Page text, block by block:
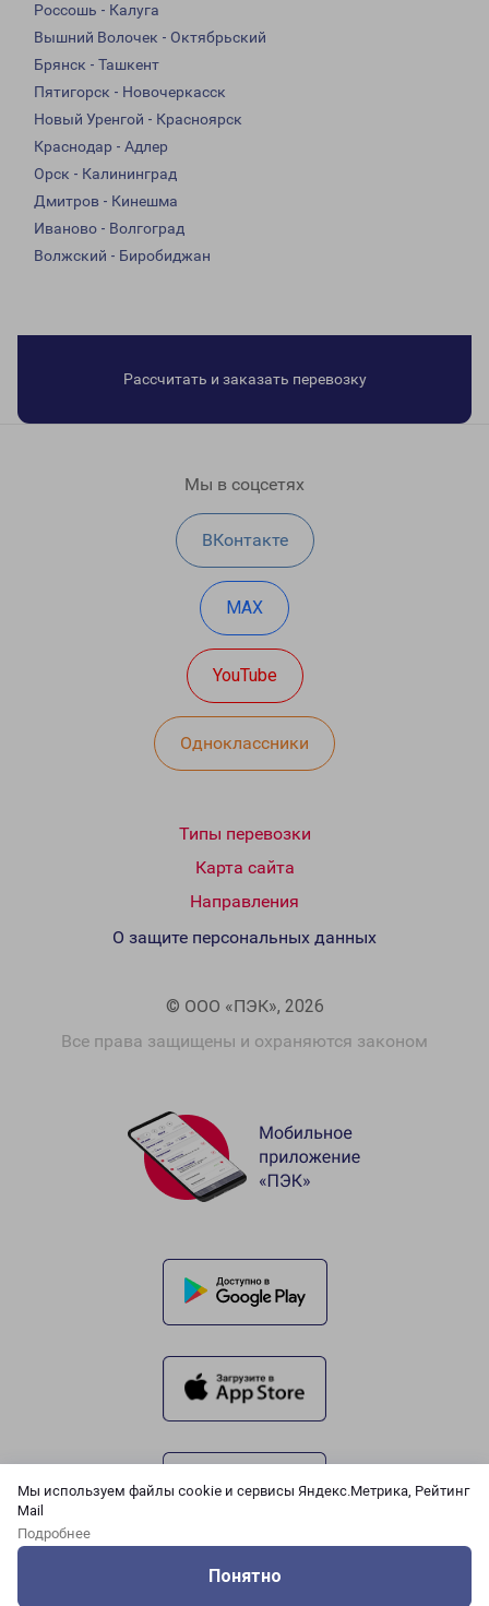
Мы используем файлы cookie и сервисы Яндекс.Метрика, Рейтинг
Mail
Подробнее
Понятно
Россошь - Калуга
Вышний Волочек - Октябрьский
Брянск - Ташкент
Пятигорск - Новочеркасск
Новый Уренгой - Красноярск
Краснодар - Адлер
Орск - Калининград
Дмитров - Кинешма
Иваново - Волгоград
Волжский - Биробиджан
Рассчитать и заказать перевозку
Мы в соцсетях
ВКонтакте
MAX
YouTube
Одноклассники
Типы перевозки
Карта сайта
Направления
© ООО «ПЭК», 2026
Все права защищены и охраняются законом
О защите персональных данных